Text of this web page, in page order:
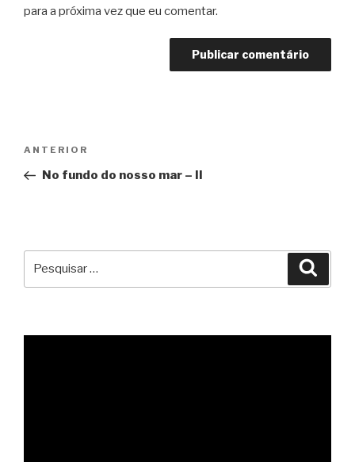
para a próxima vez que eu comentar.
artigos
Conteúdo
anterior
ANTERIOR
No fundo do nosso mar – II